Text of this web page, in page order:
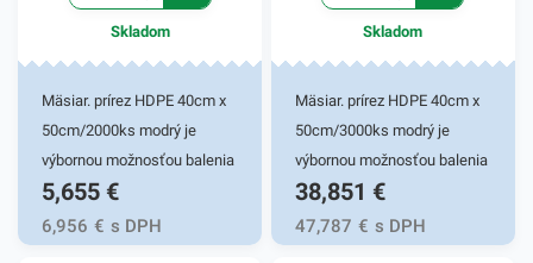
obsahuje 1000ks
mäsiarenských prírezov. V
našej ponuke nájdete ďalšie
podobné produkty.
Skladom
Mäsiar. prírez HDPE 40cm x
50cm/2000ks modrý je
výbornou možnosťou balenia
mäsových a iných
potravinových výrobkov.
Svoje praktické využitie
5,655 €
6,956 € s DPH
Skladom
Mäsiar. prírez HDPE 40cm x
50cm/3000ks modrý je
výbornou možnosťou balenia
mäsových a iných
potravinových výrobkov.
Svoje praktické využitie
38,851 €
47,787 € s DPH